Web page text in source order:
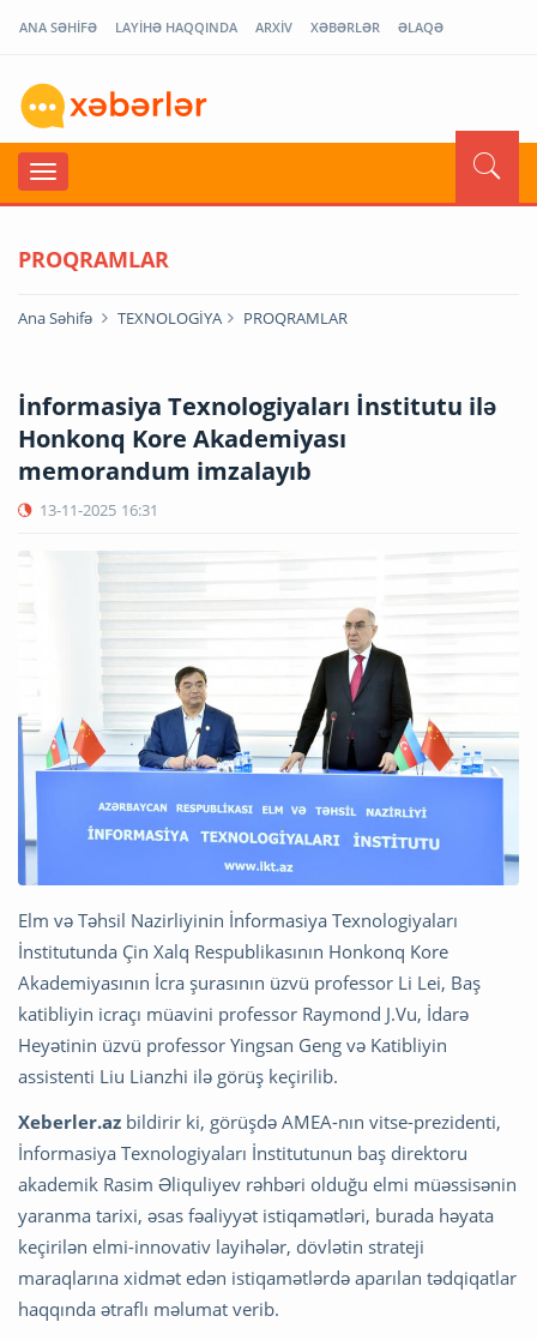
ANA SƏHİFƏ LAYİHƏ HAQQINDA ARXİV XƏBƏRLƏR ƏLAQƏ
PROQRAMLAR
Ana Səhifə TEXNOLOGİYA PROQRAMLAR
İnformasiya Texnologiyaları İnstitutu ilə
Honkonq Kore Akademiyası
memorandum imzalayıb
13-11-2025 16:31
Elm və Təhsil Nazirliyinin İnformasiya Texnologiyaları
İnstitutunda Çin Xalq Respublikasının Honkonq Kore
Akademiyasının İcra şurasının üzvü professor Li Lei, Baş
katibliyin icraçı müavini professor Raymond J.Vu, İdarə
Heyətinin üzvü professor Yingsan Geng və Katibliyin
assistenti Liu Lianzhi ilə görüş keçirilib.
Xeberler.az bildirir ki, görüşdə AMEA-nın vitse-prezidenti,
İnformasiya Texnologiyaları İnstitutunun baş direktoru
akademik Rasim Əliquliyev rəhbəri olduğu elmi müəssisənin
yaranma tarixi, əsas fəaliyyət istiqamətləri, burada həyata
keçirilən elmi-innovativ layihələr, dövlətin strateji
maraqlarına xidmət edən istiqamətlərdə aparılan tədqiqatlar
haqqında ətraflı məlumat verib.